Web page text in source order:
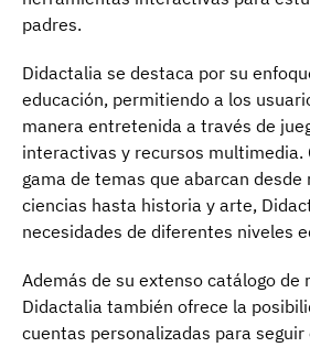
padres.
Didactalia se destaca por su
educación, permitiendo a los
manera entretenida a través de
interactivas y recursos multimedia.
gama de temas que abarcan
ciencias hasta historia y arte,
necesidades de diferentes niveles
Además de su extenso catálogo de
Didactalia también ofrece la
cuentas personalizadas para